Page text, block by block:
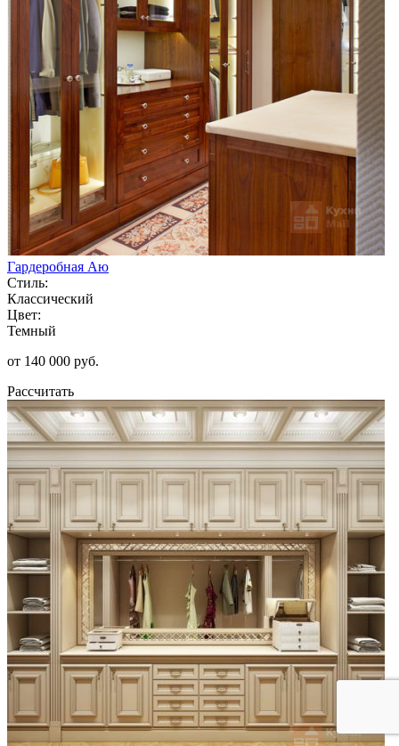
Гардеробная Аю
Стиль:
Классический
Цвет:
Темный
от 140 000 руб.
Рассчитать